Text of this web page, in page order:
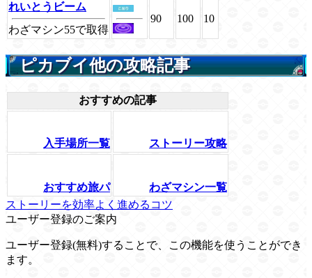
れいとうビーム
わざマシン55で取得
90 100 10
ピカブイ他の攻略記事
おすすめの記事
入手場所一覧 ストーリー攻略
おすすめ旅パ
わざマシン一覧
ストーリーを効率よく進めるコツ
ユーザー登録のご案内
ユーザー登録(無料)することで、この機能を使うことができ
ます。